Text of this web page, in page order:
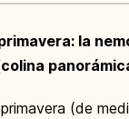
la
(de